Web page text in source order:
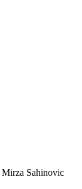
Mirza Sahinovic